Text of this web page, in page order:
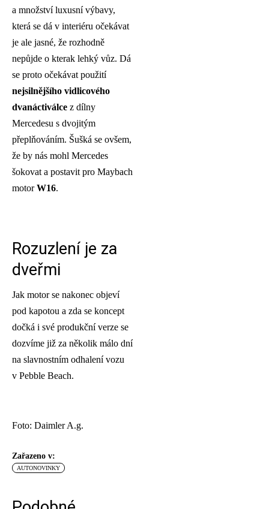
a množství luxusní výbavy,
která se dá v interiéru očekávat
je ale jasné, že rozhodně
nepůjde o kterak lehký vůz. Dá
se proto očekávat použití
nejsilnějšího vidlicového
dvanáctiválce z dílny
Mercedesu s dvojitým
přeplňováním. Šušká se ovšem,
že by nás mohl Mercedes
šokovat a postavit pro Maybach
motorW16.
Rozuzlení je za
dveřmi
Jak motor se nakonec objeví
pod kapotou a zda se koncept
dočká i své produkční verze se
dozvíme již za několik málo dní
na slavnostním odhalení vozu
v Pebble Beach.
Foto: Daimler A.g.
Zařazeno v:
AUTONOVINKY